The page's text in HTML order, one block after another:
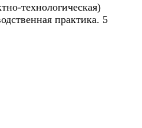
технологическая)
практика. 5